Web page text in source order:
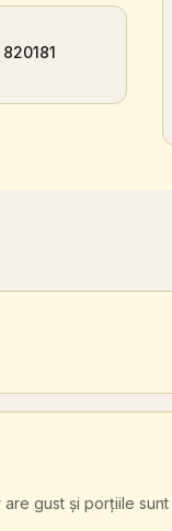
gust și porțiile